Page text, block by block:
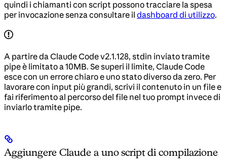
quindi i chiamanti con script possono tracciare la spesa
per invocazione senza consultare il dashboard di utilizzo.
A partire da Claude Code v2.1.128, stdin inviato tramite
pipe è limitato a 10MB. Se superi il limite, Claude Code
esce con un errore chiaro e uno stato diverso da zero. Per
lavorare con input più grandi, scrivi il contenuto in un file e
fai riferimento al percorso del file nel tuo prompt invece di
inviarlo tramite pipe.
Aggiungere Claude a uno script di compilazione